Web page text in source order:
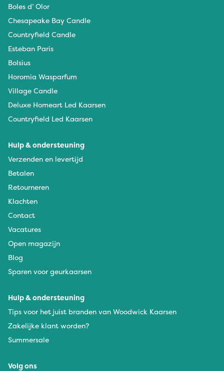
Boles d’ Olor
Chesapeake Bay Candle
Countryfield Candle
Esteban Paris
Bolsius
Horomia Wasparfum
Village Candle
Deluxe Homeart Led Kaarsen
Countryfield Led Kaarsen
Hulp & ondersteuning
Verzenden en levertijd
Betalen
Retourneren
Klachten
Contact
Vacatures
Open magazijn
Blog
Sparen voor geurkaarsen
Hulp & ondersteuning
Tips voor het juist branden van Woodwick Kaarsen
Zakelijke klant worden?
Summersale
Volg ons